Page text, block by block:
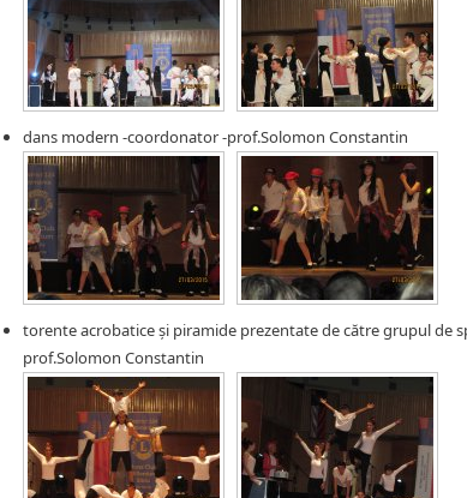
dans modern -coordonator -prof.Solomon Constantin
torente acrobatice și piramide prezentate de către grupul de
prof.Solomon Constantin